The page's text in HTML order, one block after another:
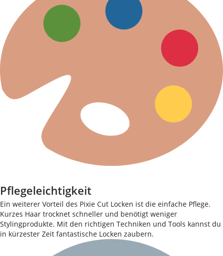
Pflegeleichtigkeit
Ein weiterer Vorteil des Pixie Cut Locken ist die einfache Pflege.
Kurzes Haar trocknet schneller und benötigt weniger
Stylingprodukte. Mit den richtigen Techniken und Tools kannst du
in kürzester Zeit fantastische Locken zaubern.